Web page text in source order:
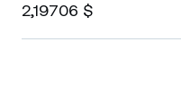
2,19706 $